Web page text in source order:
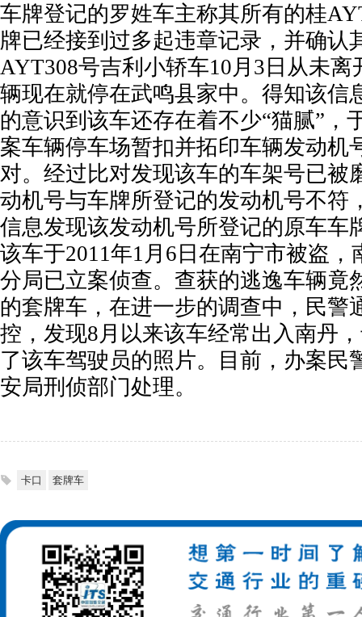
车牌登记的罗姓车主称其所有的桂
牌已经接到过多起违章记录，并确认
AYT308号吉利小轿车10月3日从未离
辆现在就停在武鸣县家中。得知该信
的意识到该车还存在着不少“猫腻”，
案车辆停车场暂扣并拓印车辆发动机
对。经过比对发现该车的车架号已被
动机号与车牌所登记的发动机号不符
信息发现该发动机号所登记的原车车
该车于2011年1月6日在南宁市被盗，
分局已立案侦查。查获的逃逸车辆竟
的套牌车，在进一步的调查中，民警
控，发现8月以来该车经常出入南丹
了该车驾驶员的照片。目前，办案民
安局刑侦部门处理。
卡口 套牌车